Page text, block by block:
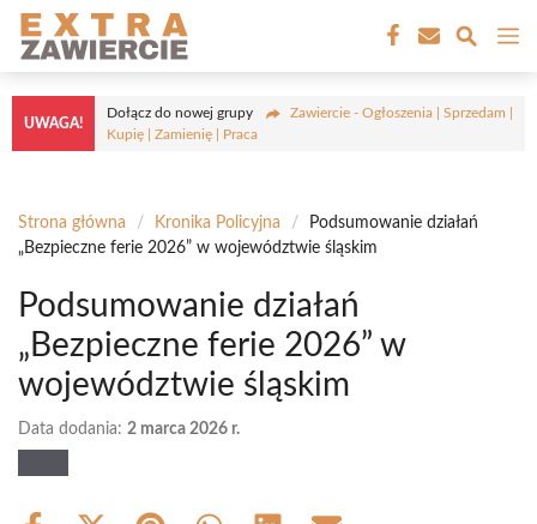
Przejdź
treści
UWAGA!
Dołącz do nowej grupy
Zawiercie - Ogłoszenia | Sprzedam |
Kupię | Zamienię | Praca
Strona główna / Kronika Policyjna /
Podsumowanie działań
„Bezpieczne ferie 2026” w województwie śląskim
Podsumowanie działań
„Bezpieczne ferie 2026” w
województwie śląskim
Data dodania: 2 marca 2026 r.